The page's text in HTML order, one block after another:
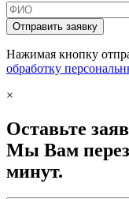
Отправить заявку
Нажимая кнопку
обработку
×
Оставьте
Мы Вам
минут.